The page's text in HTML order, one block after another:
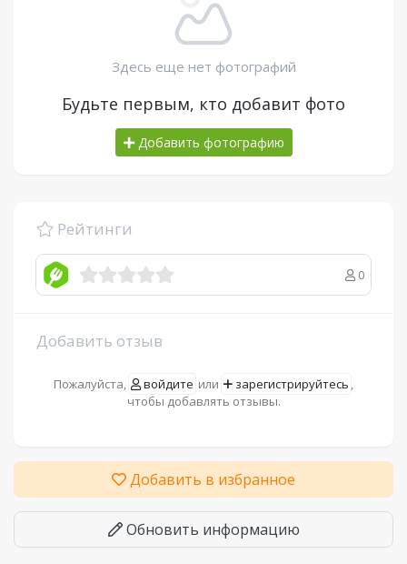
Здесь еще нет фотографий
Будьте первым, кто добавит фото
Добавить фотографию
Рейтинги
0
Добавить отзыв
Пожалуйста, войдите или зарегистрируйтесь ,
чтобы добавлять отзывы.
Добавить в избранное
Обновить информацию